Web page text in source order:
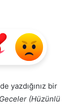
yazdığınız bir
(Hüzünlü